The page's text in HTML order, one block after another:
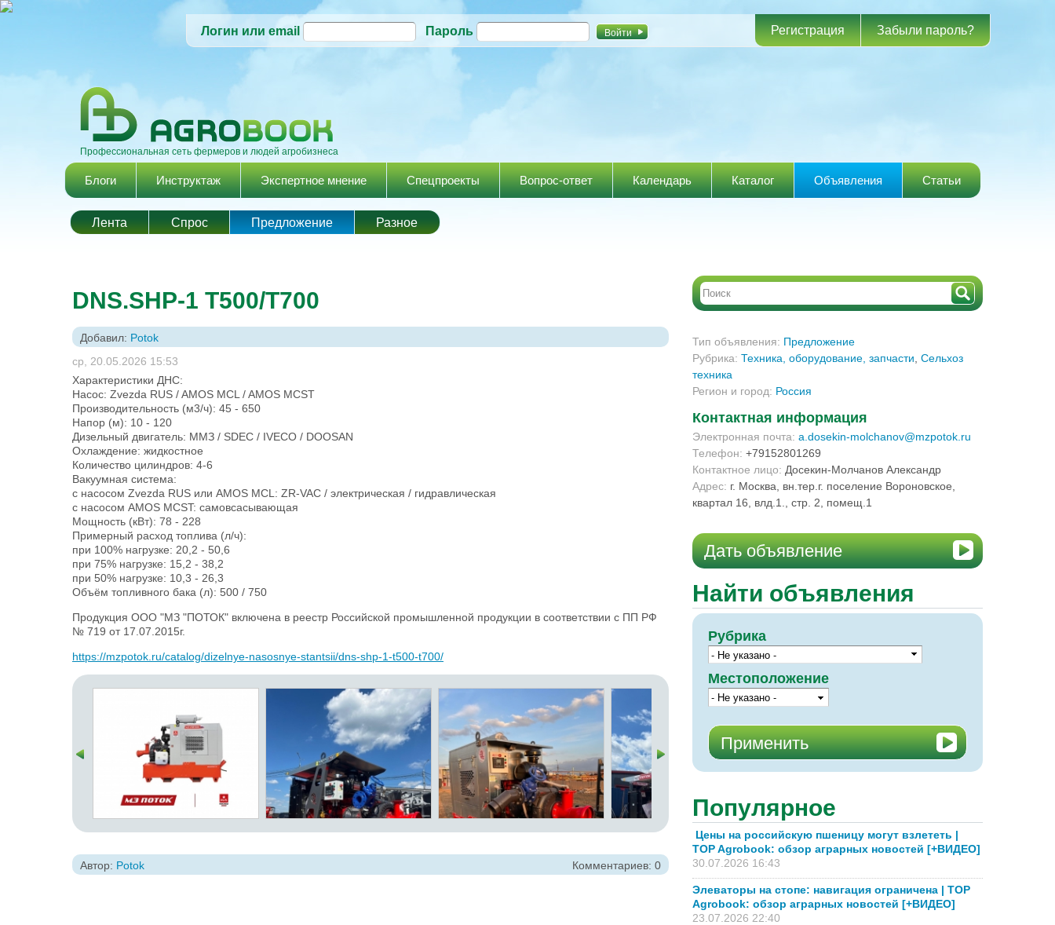
Перейти к
содержанию
Логин или email Пароль Регистрация Забыли пароль?
Профессиональная сеть фермеров и людей агробизнеса
Главное меню
Блоги Инструктаж Экспертное мнение Спецпроекты Вопрос-ответ Календарь Каталог Объявления Статьи
Лента Спрос Предложение Разное
DNS.SHP-1 T500/T700
Добавил: Potok
ср, 20.05.2026 15:53
Характеристики ДНС:
Насос: Zvezda RUS / AMOS MCL / AMOS MCST
Производительность (м3/ч): 45 - 650
Напор (м): 10 - 120
Дизельный двигатель: ММЗ / SDEC / IVECO / DOOSAN
Охлаждение: жидкостное
Количество цилиндров: 4-6
Вакуумная система:
с насосом Zvezda RUS или AMOS MCL: ZR-VAC / электрическая / гидравлическая
с насосом AMOS MCST: самовсасывающая
Мощность (кВт): 78 - 228
Примерный расход топлива (л/ч):
при 100% нагрузке: 20,2 - 50,6
при 75% нагрузке: 15,2 - 38,2
при 50% нагрузке: 10,3 - 26,3
Объём топливного бака (л): 500 / 750
Продукция ООО "МЗ "ПОТОК" включена в реестр Российской промышленной продукции в соответствии с ПП РФ
№ 719 от 17.07.2015г.
https://mzpotok.ru/catalog/dizelnye-nasosnye-stantsii/dns-shp-1-t500-t700/
Автор: Potok Комментариев: 0
Тип объявления: Предложение
Рубрика: Техника, оборудование, запчасти Сельхоз
техника
Регион и город: Россия
Контактная информация
Электронная почта: a.dosekin-molchanov@mzpotok.ru
Телефон: +79152801269
Контактное лицо: Досекин-Молчанов Александр
Адрес: г. Москва, вн.тер.г. поселение Вороновское,
квартал 16, влд.1., стр. 2, помещ.1
Дать объявление
Найти объявления
Рубрика
Местоположение
Популярное
Цены на российскую пшеницу могут взлететь |
TOP Agrobook: обзор аграрных новостей [+ВИДЕО]
30.07.2026 16:43
Элеваторы на стопе: навигация ограничена | TOP
Agrobook: обзор аграрных новостей [+ВИДЕО]
23.07.2026 22:40